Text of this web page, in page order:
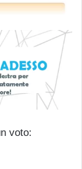
voto: